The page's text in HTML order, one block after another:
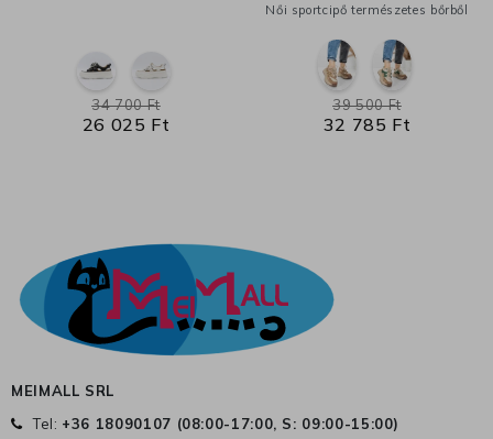
26 025 Ft
34 700 Ft
Női sportcipő természetes bőrből
32 785 Ft
39 500 Ft
MEIMALL SRL
Tel: +36 18090107 (08:00-17:00, S: 09:00-15:00)